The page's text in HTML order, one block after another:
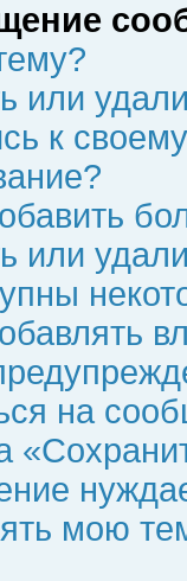
или
к
или
на
мою